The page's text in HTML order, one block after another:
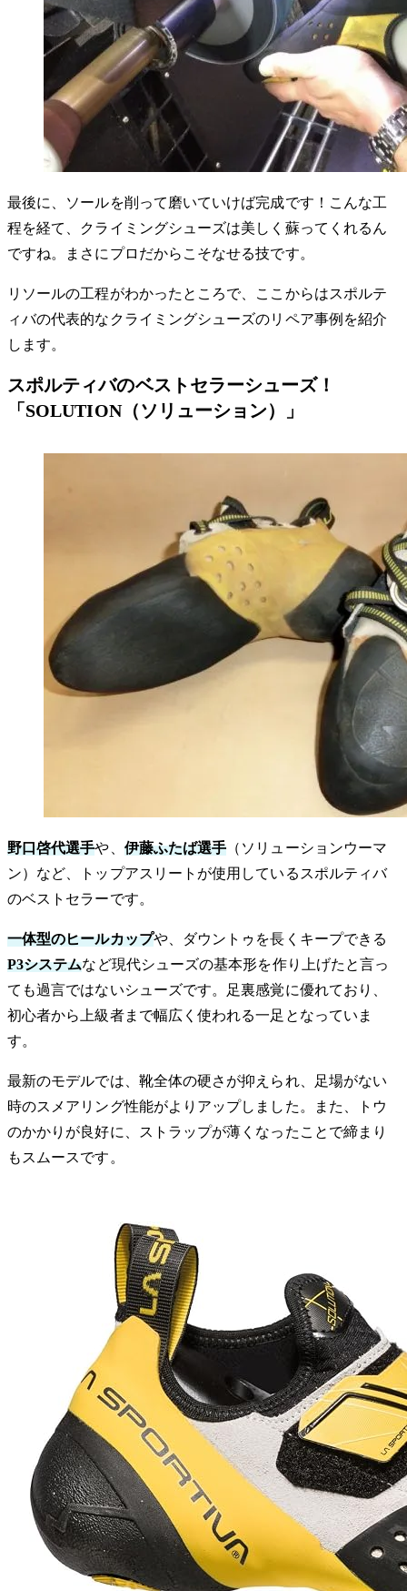
最後に、ソールを削って磨いていけば完成です！こんな工
程を経て、クライミングシューズは美しく蘇ってくれるん
ですね。まさにプロだからこそなせる技です。
リソールの工程がわかったところで、ここからはスポルテ
ィバの代表的なクライミングシューズのリペア事例を紹介
します。
スポルティバのベストセラーシューズ！
「SOLUTION（ソリューション）」
野口啓代選手や、 伊藤ふたば選手 （ソリューションウーマ
ン）など、トップアスリートが使用しているスポルティバ
のベストセラーです。
一体型のヒールカップや、ダウントゥを長くキープできる
P3システムなど現代シューズの基本形を作り上げたと言っ
ても過言ではないシューズです。足裏感覚に優れており、
初心者から上級者まで幅広く使われる一足となっていま
す。
最新のモデルでは、靴全体の硬さが抑えられ、足場がない
時のスメアリング性能がよりアップしました。また、トウ
のかかりが良好に、ストラップが薄くなったことで締まり
もスムースです。